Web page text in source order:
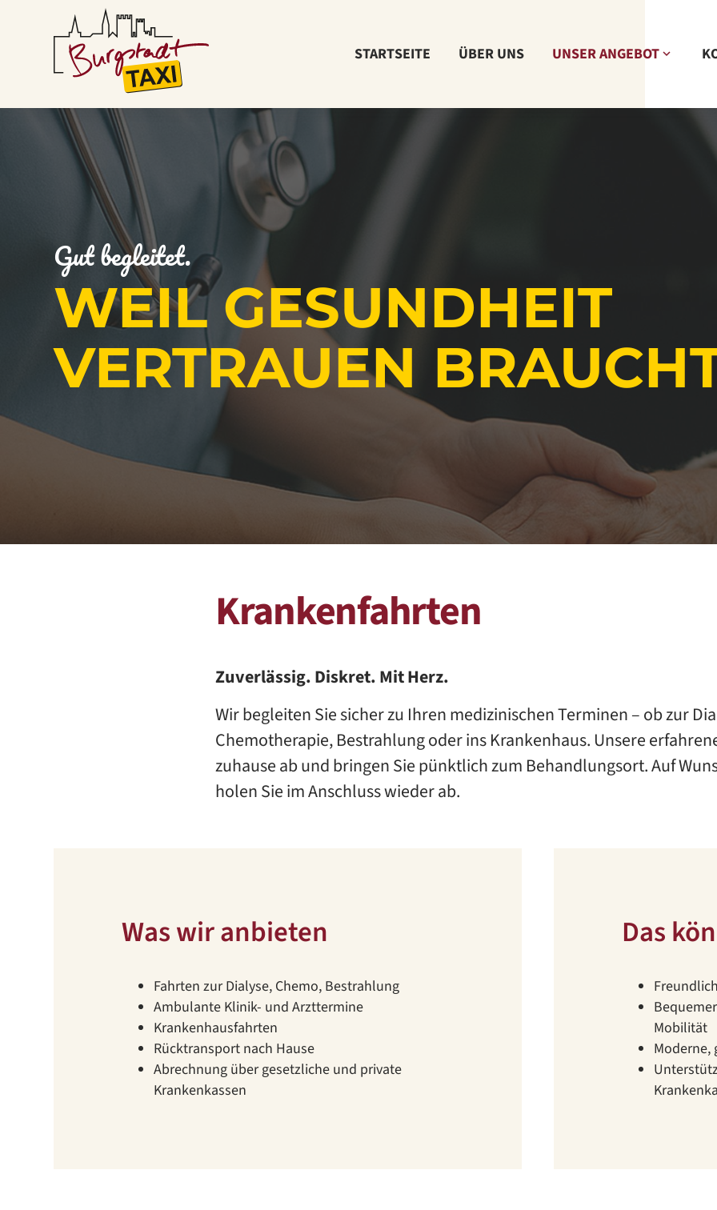
Direkt
STARTSEITE ÜBER UNS UNSER ANGEBOT
Gut begleitet.
WEIL GESUNDHEIT
VERTRAUEN
Krankenfahrten
Zuverlässig. Diskret. Mit Herz.
Wir begleiten Sie sicher zu Ihren medizinischen Terminen – ob zur
Chemotherapie, Bestrahlung oder ins Krankenhaus. Unsere
zuhause ab und bringen Sie pünktlich zum Behandlungsort. Auf
holen Sie im Anschluss wieder ab.
Was wir anbieten
Fahrten zur Dialyse, Chemo, Bestrahlung
Ambulante Klinik- und Arzttermine
Krankenhausfahrten
Rücktransport nach Hause
Abrechnung über gesetzliche und private
Krankenkassen
Das
Mobilität
Moderne,